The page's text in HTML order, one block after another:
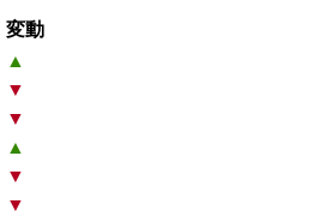
変動
▲
▼
▼
▲
▼
▼